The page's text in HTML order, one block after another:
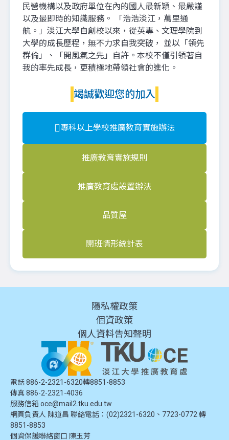
民營機構以及政府單位在內的國人最新穎、最嚴謹
以及最即時的知識服務。 「浩浩淡江，萬里通
航。」淡江大學自創校以來，從英專、文理學院到
大學的成長歷程，無不力求自我突破， 並以「領先
群倫」、「開風氣之先」自許。本校不僅引領著自
我的率先成長，更積極地帶領社會的進化。
竭誠歡迎您的加入
專科以上學校推廣教育實施辦法
推廣教育實施規則
推廣教育處設置辦法
品質屋
開班情形統計表
隱私權政策
個資政策
個人資料告知聲明
電話 886-2-2321-6320轉8851-8853
傳真 886-2-2321-4036
服務信箱 oce@mail2.tku.edu.tw
網頁負責人 陳道昌 聯絡電話：(02)2321-6320、7723-0772 轉
8851-8853
個資保護聯絡窗口 陳玉芳